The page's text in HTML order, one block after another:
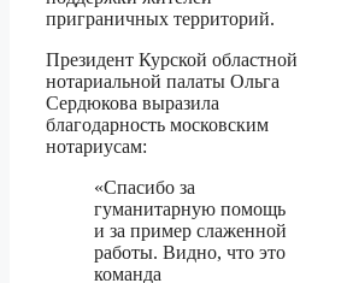
приграничных территорий.
Президент Курской областной
нотариальной палаты Ольга
Сердюкова выразила
благодарность московским
нотариусам:
«Спасибо за
гуманитарную помощь
и за пример слаженной
работы. Видно, что это
команда